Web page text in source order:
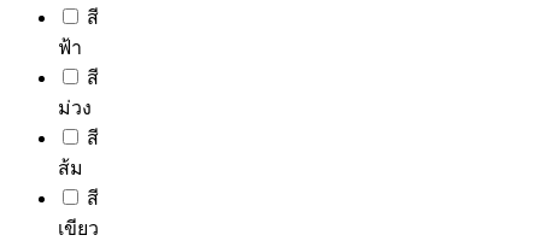
สี
ฟ้า
สี
ม่วง
สี
ส้ม
สี
เขียว